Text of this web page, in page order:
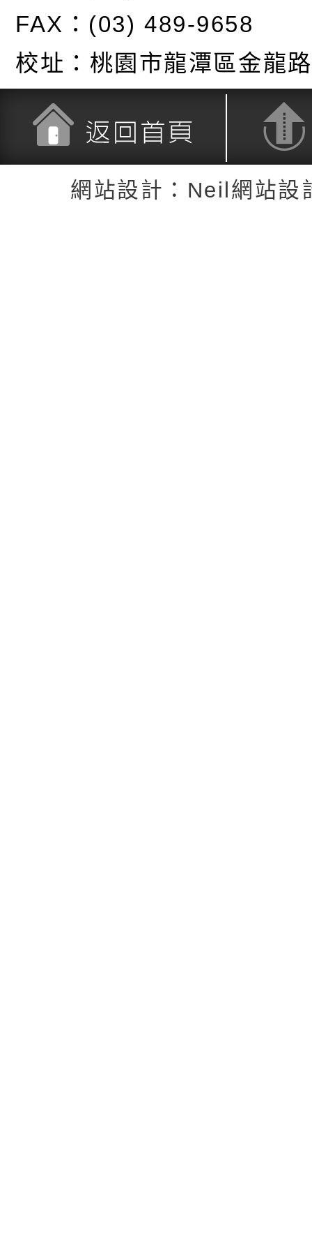
FAX：(03) 489-9658
校址： 桃園市龍潭區金龍
返回首頁 返回頂端
網站設計：Neil網站設